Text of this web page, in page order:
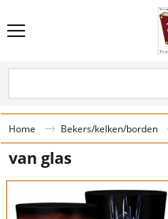
Home Bekers/kelken/borden
van glas